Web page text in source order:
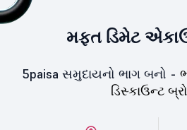
મફત ડિમેટ
5paisa સમુદાયનો ભાગ બનો -
ડિસ્કાઉન્ટ